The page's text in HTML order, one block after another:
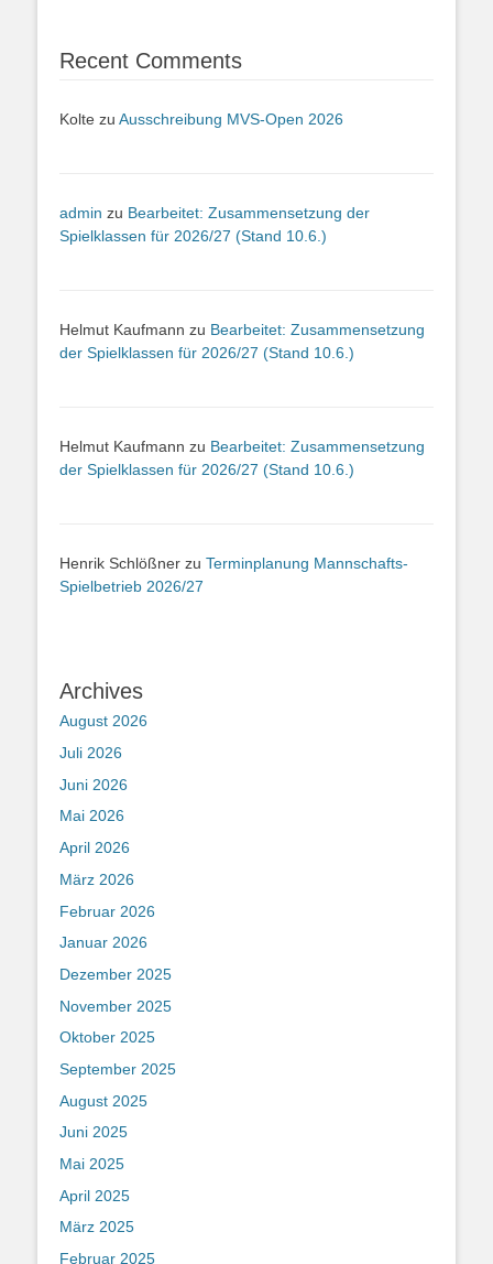
Recent Comments
Kolte zu Ausschreibung MVS-Open 2026
admin zu Bearbeitet: Zusammensetzung der
Spielklassen für 2026/27 (Stand 10.6.)
Helmut Kaufmann zu Bearbeitet: Zusammensetzung
der Spielklassen für 2026/27 (Stand 10.6.)
Helmut Kaufmann zu Bearbeitet: Zusammensetzung
der Spielklassen für 2026/27 (Stand 10.6.)
Henrik Schlößner zu Terminplanung Mannschafts-
Spielbetrieb 2026/27
Archives
August 2026
Juli 2026
Juni 2026
Mai 2026
April 2026
März 2026
Februar 2026
Januar 2026
Dezember 2025
November 2025
Oktober 2025
September 2025
August 2025
Juni 2025
Mai 2025
April 2025
März 2025
Februar 2025